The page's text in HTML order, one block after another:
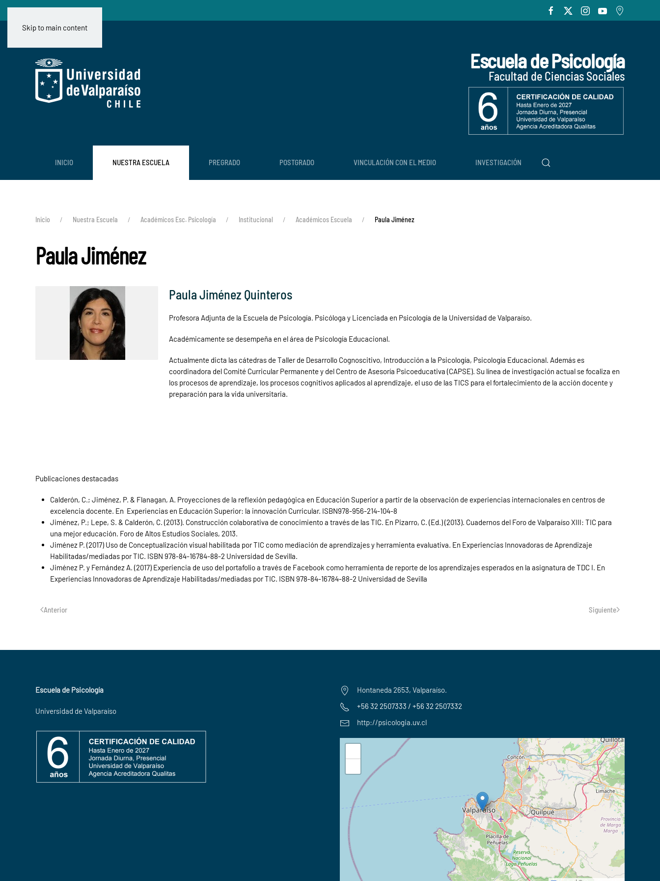
Skip to main content
Escuela de Psicología
Facultad de Ciencias Sociales
INICIO NUESTRA ESCUELA PREGRADO POSTGRADO VINCULACIÓN CON EL MEDIO INVESTIGACIÓN
Inicio Nuestra Escuela Académicos Esc. Psicología Institucional Académicos Escuela Paula Jiménez
Paula Jiménez
Paula Jiménez Quinteros
Profesora Adjunta de la Escuela de Psicología. Psicóloga y Licenciada en Psicología de la Universidad de Valparaíso.
Académicamente se desempeña en el área de Psicología Educacional.
Actualmente dicta las cátedras de Taller de Desarrollo Cognoscitivo, Introducción a la Psicología, Psicología Educacional. Además es
coordinadora del Comité Curricular Permanente y del Centro de Asesoría Psicoeducativa (CAPSE). Su línea de investigación actual se focaliza en
los procesos de aprendizaje, los procesos cognitivos aplicados al aprendizaje, el uso de las TICS para el fortalecimiento de la acción docente y
preparación para la vida universitaria.
Publicaciones destacadas
Calderón, C.; Jiménez, P. & Flanagan, A. Proyecciones de la reflexión pedagógica en Educación Superior a partir de la observación de experiencias internacionales en centros de
excelencia docente. En Experiencias en Educación Superior: la innovación Curricular. ISBN978-956-214-104-8
Jiménez, P.; Lepe, S. & Calderón, C. (2013). Construcción colaborativa de conocimiento a través de las TIC. En Pizarro, C. (Ed.) (2013). Cuadernos del Foro de Valparaíso XIII: TIC para
una mejor educación. Foro de Altos Estudios Sociales, 2013.
Jiménez P. (2017) Uso de Conceptualización visual habilitada por TIC como mediación de aprendizajes y herramienta evaluativa. En Experiencias Innovadoras de Aprendizaje
Habilitadas/mediadas por TIC. ISBN 978-84-16784-88-2 Universidad de Sevilla.
Jiménez P. y Fernández A. (2017) Experiencia de uso del portafolio a través de Facebook como herramienta de reporte de los aprendizajes esperados en la asignatura de TDC I. En
Experiencias Innovadoras de Aprendizaje Habilitadas/mediadas por TIC. ISBN 978-84-16784-88-2 Universidad de Sevilla
Anterior Siguiente
Escuela de Psicología
Universidad de Valparaíso
Hontaneda 2653, Valparaíso.
+56 32 2507333 / +56 32 2507332
http://psicologia.uv.cl